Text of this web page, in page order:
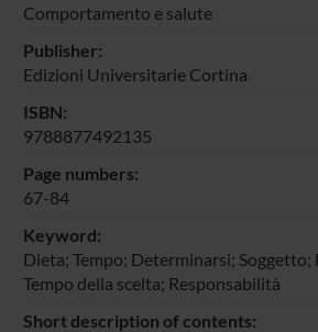
Comportamento e salute
Publisher:
Edizioni Universitarie Cortina
ISBN:
9788877492135
Page numbers:
67-84
Keyword:
Dieta; Tempo; Determinarsi; Soggetto;
Tempo della scelta; Responsabilità
Short description of contents: